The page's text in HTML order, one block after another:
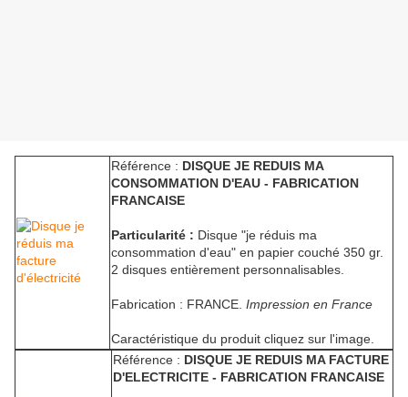
Référence : DISQUE JE REDUIS MA
CONSOMMATION D'EAU - FABRICATION
FRANCAISE
Particularité : Disque "je réduis ma
consommation d'eau" en papier couché 350 gr.
2 disques entièrement personnalisables.
Fabrication : FRANCE. Impression en France
Caractéristique du produit cliquez sur l'image.
Référence : DISQUE JE REDUIS MA FACTURE
D'ELECTRICITE - FABRICATION FRANCAISE